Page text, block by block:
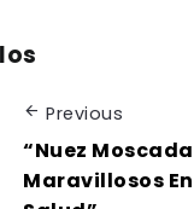
Previous
“Nuez
Maravillosos